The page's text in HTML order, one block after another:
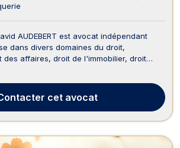
AUDEBERT est avocat indépendant
dans divers domaines du droit,
des affaires, droit de l'immobilier, droit
pénal des affaires. B...
cet avocat